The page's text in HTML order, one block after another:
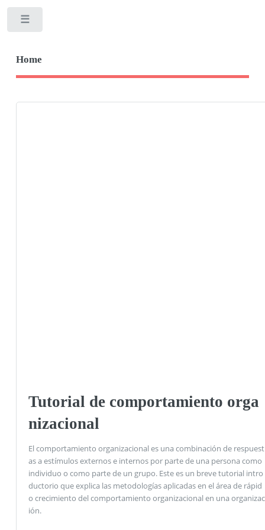
Home
Tutorial de comportamiento orga
nizacional
El comportamiento organizacional es una combinación de respuest
as a estímulos externos e internos por parte de una persona como
individuo o como parte de un grupo. Este es un breve tutorial intro
ductorio que explica las metodologías aplicadas en el área de rápid
o crecimiento del comportamiento organizacional en una organizac
ión.